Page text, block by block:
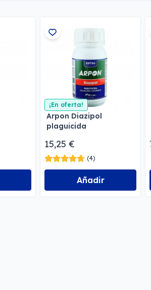
¡En oferta!
Arpon Diazipol
plaguicida
15,25 €
(4)
Añadir